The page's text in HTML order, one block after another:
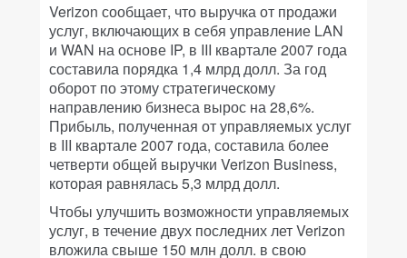
Verizon сообщает, что выручка от продажи
услуг, включающих в себя управление LAN
и WAN на основе IP, в III квартале 2007 года
составила порядка 1,4 млрд долл. За год
оборот по этому стратегическому
направлению бизнеса вырос на 28,6%.
Прибыль, полученная от управляемых услуг
в III квартале 2007 года, составила более
четверти общей выручки Verizon Business,
которая равнялась 5,3 млрд долл.
Чтобы улучшить возможности управляемых
услуг, в течение двух последних лет Verizon
вложила свыше 150 млн долл. в свою